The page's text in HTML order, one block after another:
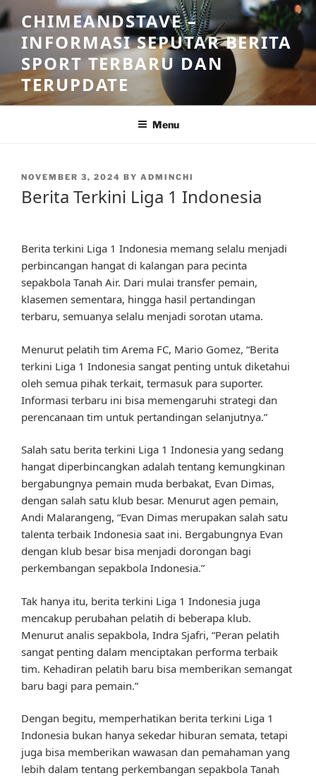
Skip
to
content
CHIMEANDSTAVE –
INFORMASI SEPUTAR BERITA
SPORT TERBARU DAN
TERUPDATE
Menu
POSTED
NOVEMBER 3, 2024 BY ADMINCHI
Berita Terkini Liga 1 Indonesia
Berita terkini Liga 1 Indonesia memang selalu menjadi
perbincangan hangat di kalangan para pecinta
sepakbola Tanah Air. Dari mulai transfer pemain,
klasemen sementara, hingga hasil pertandingan
terbaru, semuanya selalu menjadi sorotan utama.
Menurut pelatih tim Arema FC, Mario Gomez, “Berita
terkini Liga 1 Indonesia sangat penting untuk diketahui
oleh semua pihak terkait, termasuk para suporter.
Informasi terbaru ini bisa memengaruhi strategi dan
perencanaan tim untuk pertandingan selanjutnya.”
Salah satu berita terkini Liga 1 Indonesia yang sedang
hangat diperbincangkan adalah tentang kemungkinan
bergabungnya pemain muda berbakat, Evan Dimas,
dengan salah satu klub besar. Menurut agen pemain,
Andi Malarangeng, “Evan Dimas merupakan salah satu
talenta terbaik Indonesia saat ini. Bergabungnya Evan
dengan klub besar bisa menjadi dorongan bagi
perkembangan sepakbola Indonesia.”
Tak hanya itu, berita terkini Liga 1 Indonesia juga
mencakup perubahan pelatih di beberapa klub.
Menurut analis sepakbola, Indra Sjafri, “Peran pelatih
sangat penting dalam menciptakan performa terbaik
tim. Kehadiran pelatih baru bisa memberikan semangat
baru bagi para pemain.”
Dengan begitu, memperhatikan berita terkini Liga 1
Indonesia bukan hanya sekedar hiburan semata, tetapi
juga bisa memberikan wawasan dan pemahaman yang
lebih dalam tentang perkembangan sepakbola Tanah